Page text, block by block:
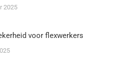
2025
voor flexwerkers